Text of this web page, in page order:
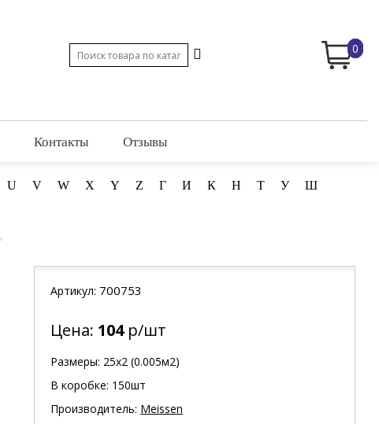
0
Контакты Отзывы
U V W X Y Z Г И К Н Т У Ш
Артикул: 700753
Цена: 104р/шт
Размеры: 25х2 (0.005м2)
В коробке: 150шт
Производитель: Meissen